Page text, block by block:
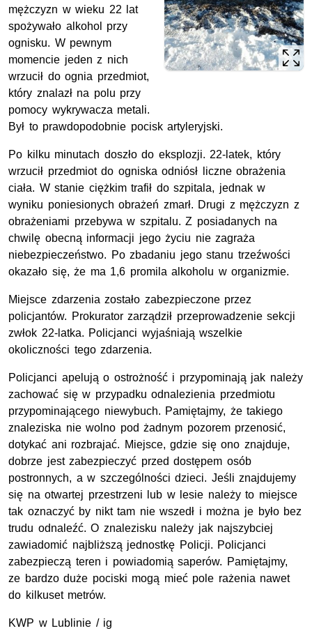
mężczyzn w wieku 22 lat
spożywało alkohol przy
ognisku. W pewnym
momencie jeden z nich
wrzucił do ognia przedmiot,
który znalazł na polu przy
pomocy wykrywacza metali.
Był to prawdopodobnie pocisk artyleryjski.
Po kilku minutach doszło do eksplozji. 22-latek, który
wrzucił przedmiot do ogniska odniósł liczne obrażenia
ciała. W stanie ciężkim trafił do szpitala, jednak w
wyniku poniesionych obrażeń zmarł. Drugi z mężczyzn z
obrażeniami przebywa w szpitalu. Z posiadanych na
chwilę obecną informacji jego życiu nie zagraża
niebezpieczeństwo. Po zbadaniu jego stanu trzeźwości
okazało się, że ma 1,6 promila alkoholu w organizmie.
Miejsce zdarzenia zostało zabezpieczone przez
policjantów. Prokurator zarządził przeprowadzenie sekcji
zwłok 22-latka. Policjanci wyjaśniają wszelkie
okoliczności tego zdarzenia.
Policjanci apelują o ostrożność i przypominają jak należy
zachować się w przypadku odnalezienia przedmiotu
przypominającego niewybuch. Pamiętajmy, że takiego
znaleziska nie wolno pod żadnym pozorem przenosić,
dotykać ani rozbrajać. Miejsce, gdzie się ono znajduje,
dobrze jest zabezpieczyć przed dostępem osób
postronnych, a w szczególności dzieci. Jeśli znajdujemy
się na otwartej przestrzeni lub w lesie należy to miejsce
tak oznaczyć by nikt tam nie wszedł i można je było bez
trudu odnaleźć. O znalezisku należy jak najszybciej
zawiadomić najbliższą jednostkę Policji. Policjanci
zabezpieczą teren i powiadomią saperów. Pamiętajmy,
ze bardzo duże pociski mogą mieć pole rażenia nawet
do kilkuset metrów.
KWP w Lublinie / ig